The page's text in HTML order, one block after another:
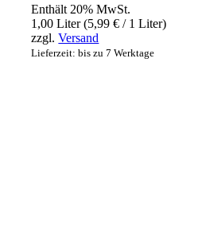
Enthält 20% MwSt.
1,00 Liter (5,99€ / 1 Liter)
zzgl.Versand
Lieferzeit: bis zu 7 Werktage